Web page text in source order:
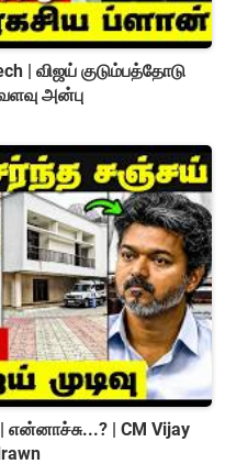
அன்பு
என்னாச்சு...? | CM Vijay